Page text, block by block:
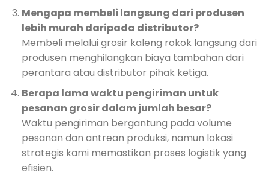
Mengapa membeli langsung dari produsen
lebih murah daripada distributor?
Membeli melalui grosir kaleng rokok langsung dari
produsen menghilangkan biaya tambahan dari
perantara atau distributor pihak ketiga.
Berapa lama waktu pengiriman untuk
pesanan grosir dalam jumlah besar?
Waktu pengiriman bergantung pada volume
pesanan dan antrean produksi, namun lokasi
strategis kami memastikan proses logistik yang
efisien.